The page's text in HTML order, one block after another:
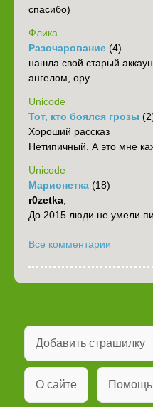
спасибо)
Флика
Разочарование (4)
нашла свой старый
ангелом, ору
Unicode
Тот, кто боялся грозы
Хороший рассказ
Нетипичный. А это мне
Unicode
Марионетка (18)
r0zetka,
До 2015 люди не умели
Все комментарии
Добавить страшилку
О сайте Помощь